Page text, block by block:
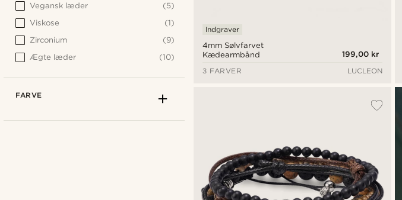
4mm Sølvfarvet
Kædearmbånd
Indgraver
199,00 kr
3 FARVER
LUCLEON
Vegansk læder
(5)
Viskose
(1)
Zirconium
(9)
Ægte læder
(10)
FARVE